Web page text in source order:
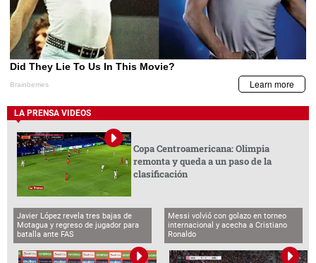
LA PRENSA VIDEOS
Copa Centroamericana: Olimpia
remonta y queda a un paso de la
clasificación
Javier López revela tres bajas de
Motagua y regreso de jugador para
batalla ante FAS
Messi volvió con golazo en torneo
internacional y acecha a Cristiano
Ronaldo